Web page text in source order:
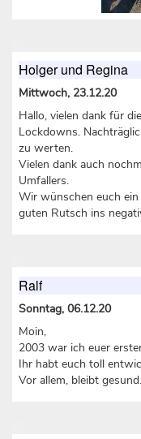
Holger und Regina
Mittwoch, 23.12.20
Hallo, vielen dank für
Lockdowns.
zu werten.
Vielen dank auch
Umfallers.
Wir wünschen euch
guten Rutsch ins
Ralf
Sonntag, 06.12.20
Moin,
2003 war ich euer
Ihr habt euch toll
Vor allem, bleibt